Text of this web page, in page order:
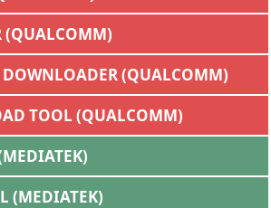
(QUALCOMM)
(QUALCOMM)
TOOL (QUALCOMM)
(MEDIATEK)